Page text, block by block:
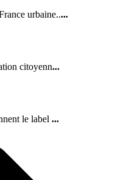
urbaine.....
citoyenn...
le label ...